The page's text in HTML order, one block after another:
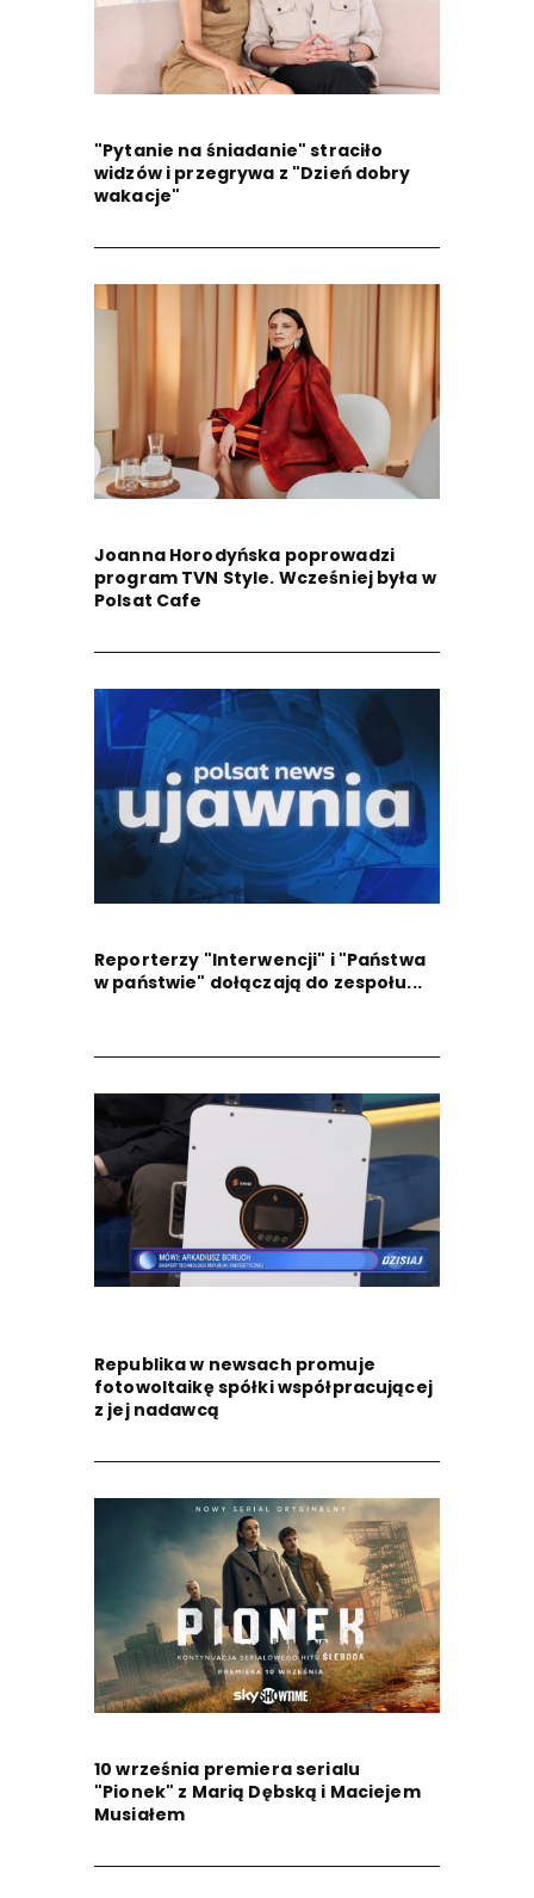
"Pytanie na śniadanie" straciło
widzów i przegrywa z "Dzień dobry
wakacje"
Joanna Horodyńska poprowadzi
program TVN Style. Wcześniej była w
Polsat Cafe
Reporterzy "Interwencji" i "Państwa
w państwie" dołączają do zespołu...
Republika w newsach promuje
fotowoltaikę spółki współpracującej
z jej nadawcą
10 września premiera serialu
"Pionek" z Marią Dębską i Maciejem
Musiałem